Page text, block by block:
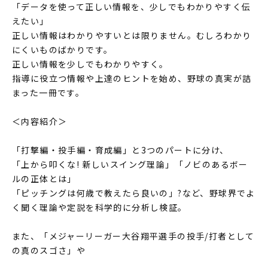
「データを使って正しい情報を、少しでもわかりやすく伝
えたい」
正しい情報はわかりやすいとは限りません。むしろわかり
にくいものばかりです。
正しい情報を少しでもわかりやすく。
指導に役立つ情報や上達のヒントを始め、野球の真実が詰
まった一冊です。
＜内容紹介＞
「打撃編・投手編・育成編」と3つのパートに分け、
「上から叩くな! 新しいスイング理論」「ノビのあるボー
ルの正体とは」
「ピッチングは何歳で教えたら良いの」?など、野球界でよ
く聞く理論や定説を科学的に分析し検証。
また、「メジャーリーガー大谷翔平選手の投手/打者として
の真のスゴさ」や